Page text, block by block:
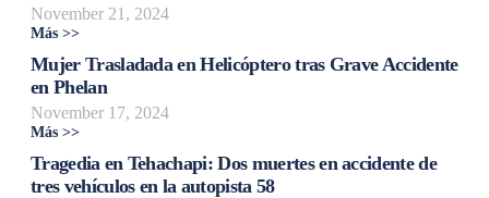
November 21, 2024
Más >>
Mujer Trasladada en Helicóptero tras Grave Accidente
en Phelan
November 17, 2024
Más >>
Tragedia en Tehachapi: Dos muertes en accidente de
tres vehículos en la autopista 58